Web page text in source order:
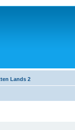
Lands 2